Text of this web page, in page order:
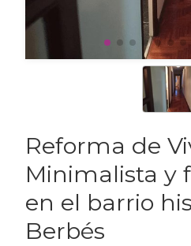
Reforma de
Minimalista y
en el barrio
Berbés